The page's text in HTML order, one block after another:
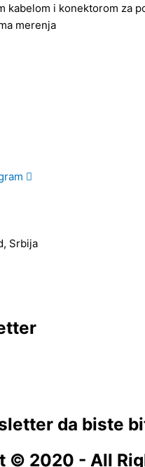
kabelom i konektorom za
merenja
Srbija
da biste
© 2020 - All